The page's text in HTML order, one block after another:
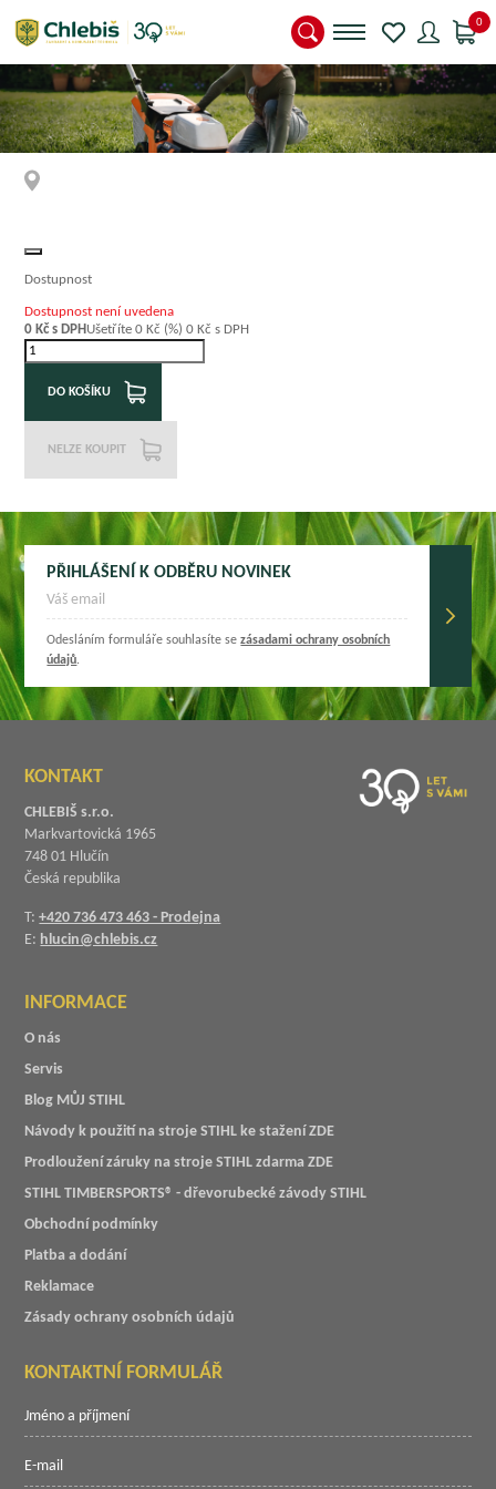
0
Dostupnost
Dostupnost není uvedena
0 Kč s DPH Ušetříte0 Kč (%) 0 Kčs DPH
DO KOŠÍKU
NELZE KOUPIT
PŘIHLÁŠENÍ K ODBĚRU NOVINEK
Odesláním formuláře souhlasíte sezásadami ochrany osobních
údajů.
KONTAKT
CHLEBIŠ s.r.o.
Markvartovická 1965
748 01 Hlučín
Česká republika
T:+420 736 473 463 - Prodejna
E: hlucin@chlebis.cz
INFORMACE
O nás
Servis
Blog MŮJ STIHL
Návody k použití na stroje STIHL ke stažení ZDE
Prodloužení záruky na stroje STIHL zdarma ZDE
STIHL TIMBERSPORTS® - dřevorubecké závody STIHL
Obchodní podmínky
Platba a dodání
Reklamace
Zásady ochrany osobních údajů
KONTAKTNÍ FORMULÁŘ